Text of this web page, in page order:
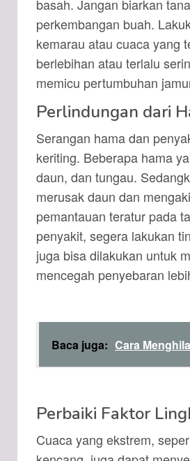
basah. Jangan biarkan
perkembangan buah.
kemarau atau cuaca yang
berlebihan atau terlalu
memicu pertumbuhan
Perlindungan dari
Serangan hama dan
keriting. Beberapa hama
daun, dan tungau.
merusak daun dan
pemantauan teratur pada
penyakit, segera lakukan
juga bisa dilakukan untuk
mencegah penyebaran
Baca juga: Cara
Perbaiki Faktor
Cuaca yang ekstrem,